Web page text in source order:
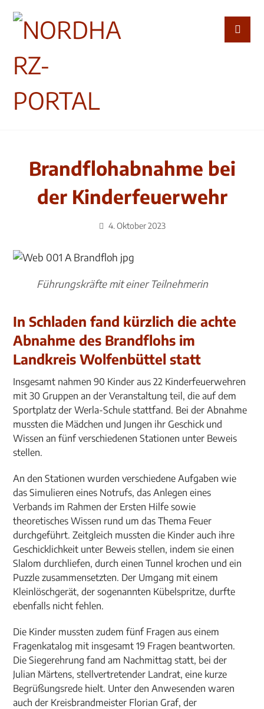
Brandflohabnahme bei
der Kinderfeuerwehr
4. Oktober 2023
Führungskräfte mit einer Teilnehmerin
In Schladen fand kürzlich die achte
Abnahme des Brandflohs im
Landkreis Wolfenbüttel statt
Insgesamt nahmen 90 Kinder aus 22 Kinderfeuerwehren
mit 30 Gruppen an der Veranstaltung teil, die auf dem
Sportplatz der Werla-Schule stattfand. Bei der Abnahme
mussten die Mädchen und Jungen ihr Geschick und
Wissen an fünf verschiedenen Stationen unter Beweis
stellen.
An den Stationen wurden verschiedene Aufgaben wie
das Simulieren eines Notrufs, das Anlegen eines
Verbands im Rahmen der Ersten Hilfe sowie
theoretisches Wissen rund um das Thema Feuer
durchgeführt. Zeitgleich mussten die Kinder auch ihre
Geschicklichkeit unter Beweis stellen, indem sie einen
Slalom durchliefen, durch einen Tunnel krochen und ein
Puzzle zusammensetzten. Der Umgang mit einem
Kleinlöschgerät, der sogenannten Kübelspritze, durfte
ebenfalls nicht fehlen.
Die Kinder mussten zudem fünf Fragen aus einem
Fragenkatalog mit insgesamt 19 Fragen beantworten.
Die Siegerehrung fand am Nachmittag statt, bei der
Julian Märtens, stellvertretender Landrat, eine kurze
Begrüßungsrede hielt. Unter den Anwesenden waren
auch der Kreisbrandmeister Florian Graf, der